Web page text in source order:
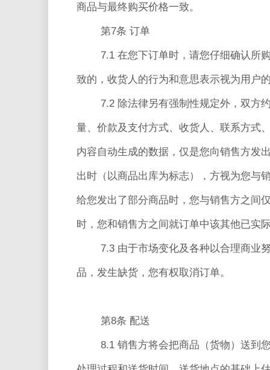
商品与最终购买价格一致。
第7条 订单
7.1 在您下订单时，请您仔细确认所
致的，收货人的行为和意思表示视为用户
7.2 除法律另有强制性规定外，双方
量、价款及支付方式、收货人、联系方式
内容自动生成的数据，仅是您向销售方发
出时（以商品出库为标志），方视为您与
给您发出了部分商品时，您与销售方之间
时，您和销售方之间就订单中该其他已实
7.3 由于市场变化及各种以合理商业
品，发生缺货，您有权取消订单。
第8条 配送
8.1 销售方将会把商品（货物）送到